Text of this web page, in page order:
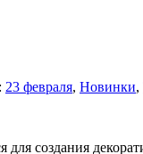
23 февраля, Новинки,
для создания